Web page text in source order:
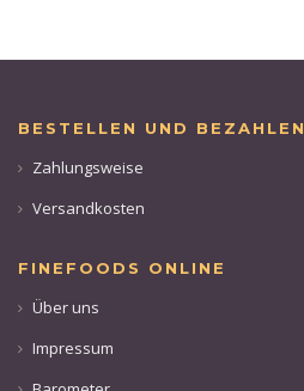
BESTELLEN UND BEZAHLEN
Zahlungsweise
Versandkosten
FINEFOODS ONLINE
Über uns
Impressum